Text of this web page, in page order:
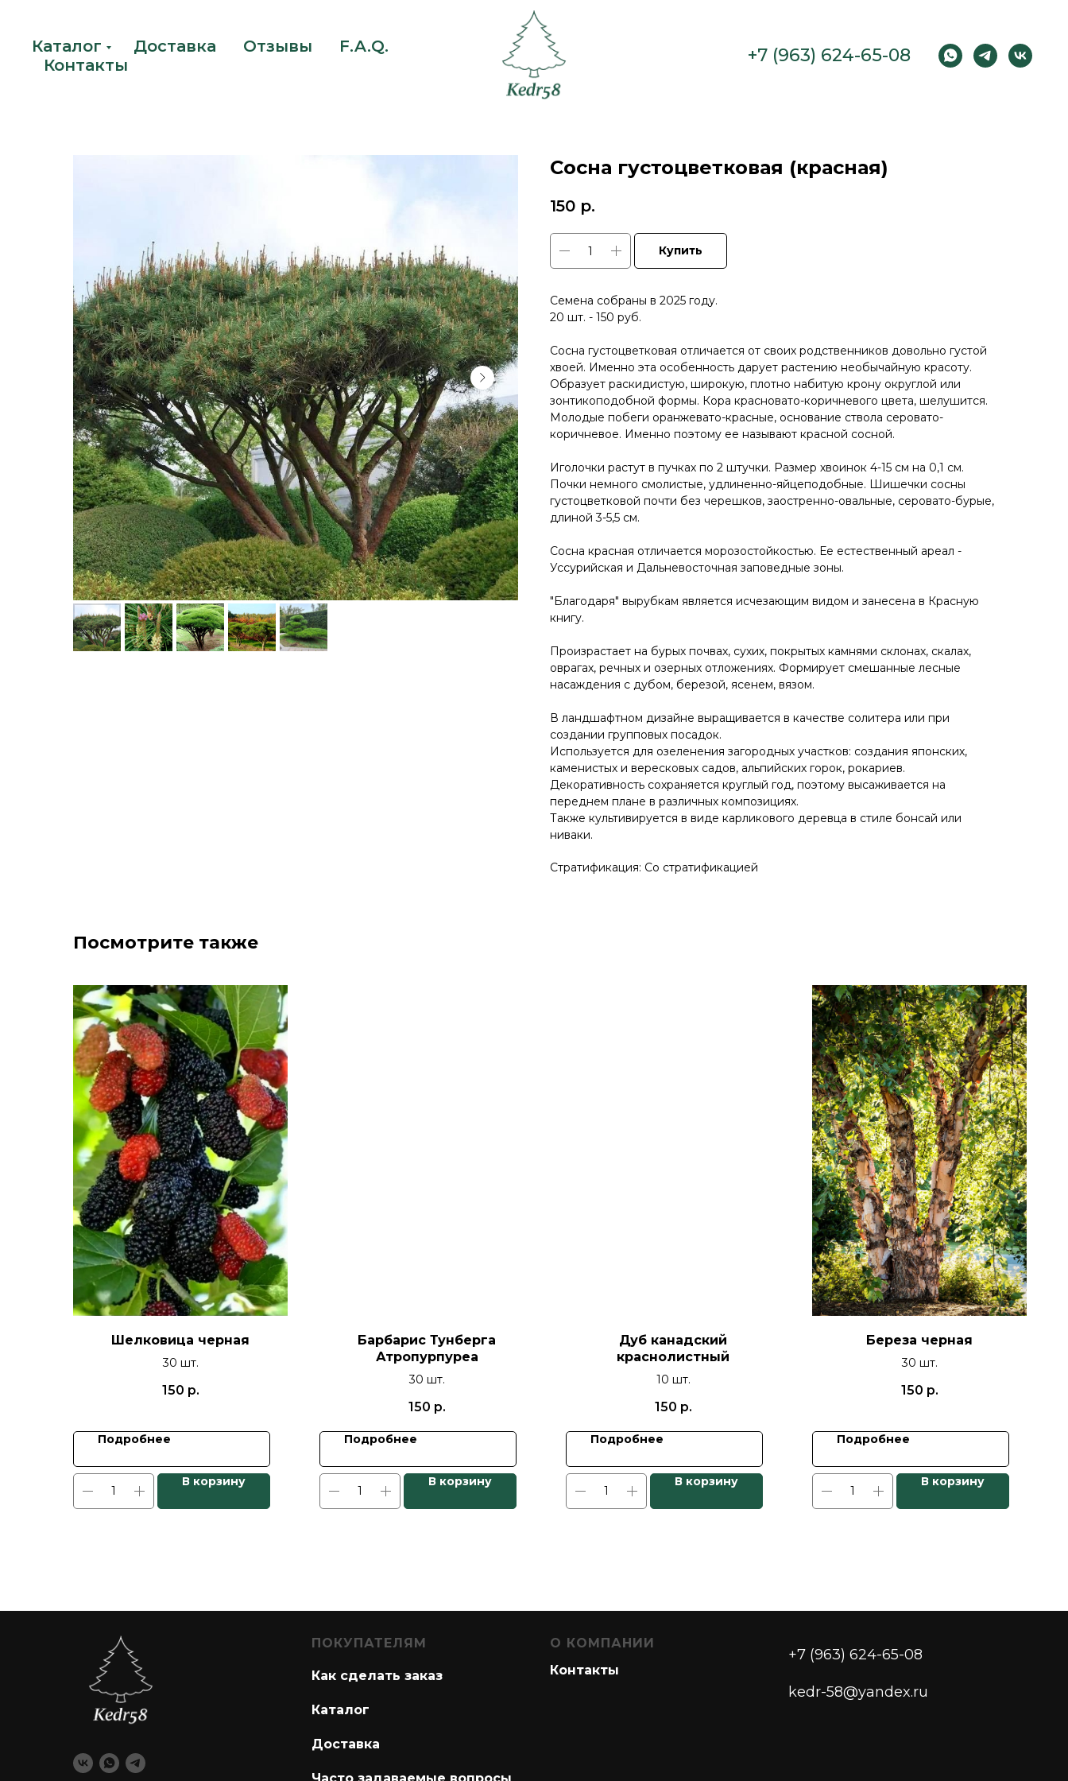
Каталог Доставка Отзывы
F.A.Q.
Контакты
+7 (963) 624-65-08
Сосна густоцветковая (красная)
150 р.
Купить
Семена собраны в 2025 году.
20 шт. - 150 руб.
Сосна густоцветковая отличается от своих родственников довольно густой
хвоей. Именно эта особенность дарует растению необычайную красоту.
Образует раскидистую, широкую, плотно набитую крону округлой или
зонтикоподобной формы. Кора красновато-коричневого цвета, шелушится.
Молодые побеги оранжевато-красные, основание ствола серовато-
коричневое. Именно поэтому ее называют красной сосной.
Иголочки растут в пучках по 2 штучки. Размер хвоинок 4-15 см на 0,1 см.
Почки немного смолистые, удлиненно-яйцеподобные. Шишечки сосны
густоцветковой почти без черешков, заостренно-овальные, серовато-бурые,
длиной 3-5,5 см.
Сосна красная отличается морозостойкостью. Ее естественный ареал -
Уссурийская и Дальневосточная заповедные зоны.
"Благодаря" вырубкам является исчезающим видом и занесена в Красную
книгу.
Произрастает на бурых почвах, сухих, покрытых камнями склонах, скалах,
оврагах, речных и озерных отложениях. Формирует смешанные лесные
насаждения с дубом, березой, ясенем, вязом.
В ландшафтном дизайне выращивается в качестве солитера или при
создании групповых посадок.
Используется для озеленения загородных участков: создания японских,
каменистых и вересковых садов, альпийских горок, рокариев.
Декоративность сохраняется круглый год, поэтому высаживается на
переднем плане в различных композициях.
Также культивируется в виде карликового деревца в стиле бонсай или
ниваки.
Стратификация: Со стратификацией
Посмотрите также
Шелковица черная
30 шт.
150 р.
Подробнее
В корзину
Барбарис Тунберга
Атропурпуреа
30 шт.
150 р.
Подробнее
В корзину
Дуб канадский
краснолистный
10 шт.
150 р.
Подробнее
В корзину
Береза черная
30 шт.
150 р.
Подробнее
В корзину
ПОКУПАТЕЛЯМ
Как сделать заказ
Каталог
Доставка
О КОМПАНИИ
Контакты
+7 (963) 624-65-08
kedr-58@yandex.ru